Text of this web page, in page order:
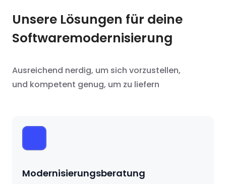
Unsere Lösungen für deine
Softwaremodernisierung
Ausreichend nerdig, um sich vorzustellen,
und kompetent genug, um zu liefern
Modernisierungsberatung